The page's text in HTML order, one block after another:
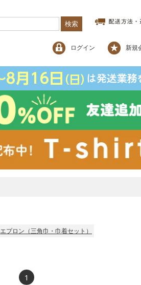
検索
ログイン 新規
エプロン（三角巾・巾着セット）
1